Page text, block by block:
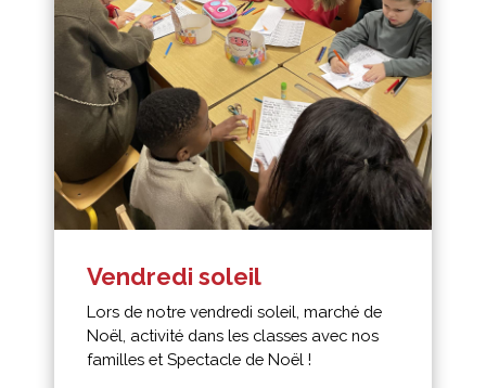
Vendredi soleil
Lors de notre vendredi soleil, marché de
Noël, activité dans les classes avec nos
familles et Spectacle de Noël !